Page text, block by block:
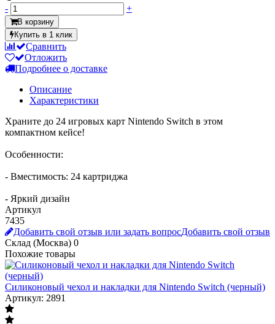
-
+
В корзину
Купить в 1 клик
Сравнить
Отложить
Подробнее о доставке
Описание
Характеристики
Храните до 24 игровых карт Nintendo Switch в этом
компактном кейсе!
Особенности:
- Вместимость: 24 картриджа
- Яркий дизайн
Артикул
7435
Добавить свой отзыв или задать вопросДобавить свой отзыв
Склад (Москва) 0
Похожие товары
Силиконовый чехол и накладки для Nintendo Switch (черный)
Артикул: 2891